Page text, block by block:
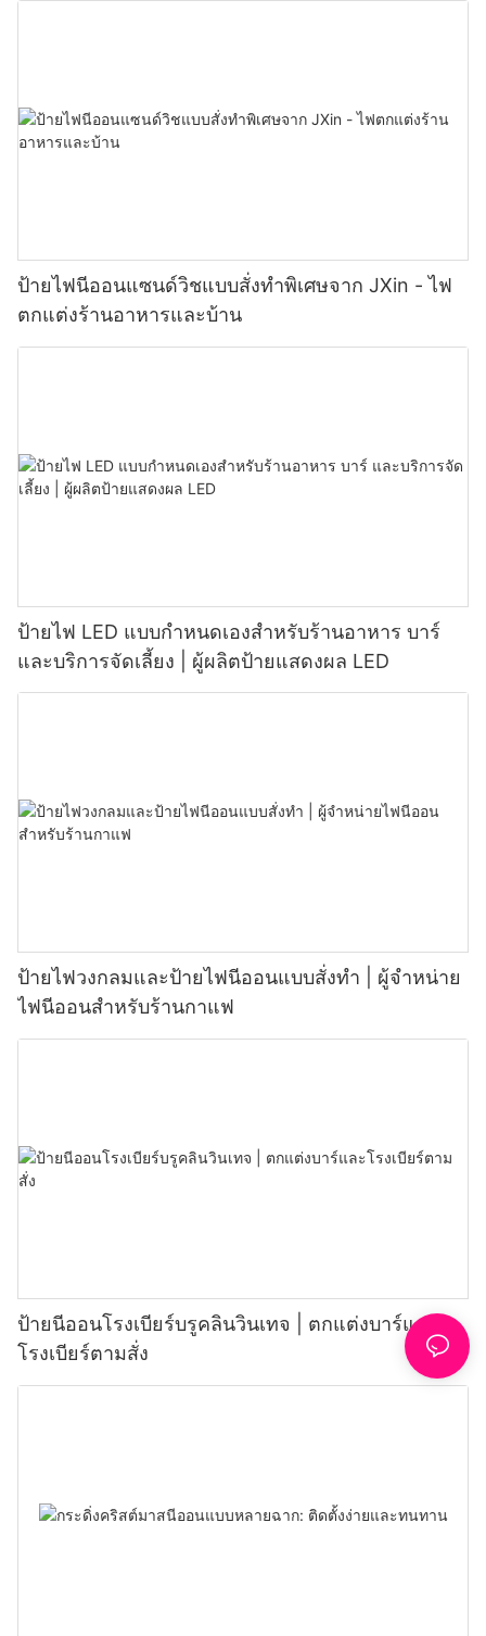
ป้ายไฟนีออนแซนด์วิชแบบสั่งทำพิเศษจาก JXin - ไฟ
ตกแต่งร้านอาหารและบ้าน
ป้ายไฟ LED แบบกำหนดเองสำหรับร้านอาหาร บาร์
และบริการจัดเลี้ยง | ผู้ผลิตป้ายแสดงผล LED
ป้ายไฟวงกลมและป้ายไฟนีออนแบบสั่งทำ | ผู้จำหน่าย
ไฟนีออนสำหรับร้านกาแฟ
ป้ายนีออนโรงเบียร์บรูคลินวินเทจ | ตกแต่งบาร์และ
โรงเบียร์ตามสั่ง